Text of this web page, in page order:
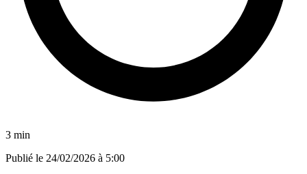
3 min
Publié le 24/02/2026 à 5:00